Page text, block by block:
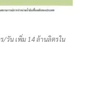
/วัน เพิ่ม 14 ล้านลิตรใน